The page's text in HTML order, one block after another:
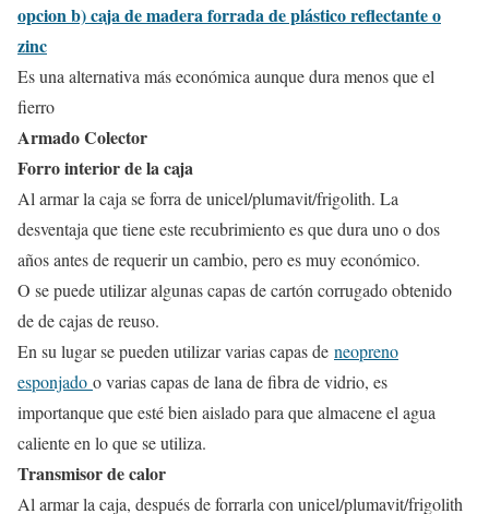
opcion b) caja de madera forrada de plástico reflectante o
zinc
Es una alternativa más económica aunque dura menos que el
fierro
Armado Colector
Forro interior de la caja
Al armar la caja se forra de unicel/plumavit/frigolith. La
desventaja que tiene este recubrimiento es que dura uno o dos
años antes de requerir un cambio, pero es muy económico.
O se puede utilizar algunas capas de cartón corrugado obtenido
de de cajas de reuso.
En su lugar se pueden utilizar varias capas de neopreno
esponjado o varias capas de lana de fibra de vidrio, es
importanque que esté bien aislado para que almacene el agua
caliente en lo que se utiliza.
Transmisor de calor
Al armar la caja, después de forrarla con unicel/plumavit/frigolith